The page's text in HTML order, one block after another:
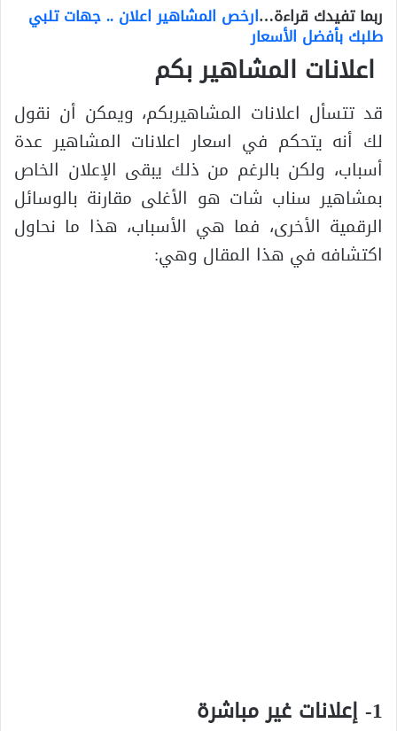
ربما تفيدك قراءة…ارخص المشاهير اعلان .. جهات تلبي
طلبك بأفضل الأسعار
اعلانات المشاهير بكم
قد تتسأل اعلانات المشاهيربكم، ويمكن أن نقول
لك أنه يتحكم في اسعار اعلانات المشاهير عدة
أسباب، ولكن بالرغم من ذلك يبقى الإعلان الخاص
بمشاهير سناب شات هو الأغلى مقارنة بالوسائل
الرقمية الأخرى، فما هي الأسباب، هذا ما نحاول
اكتشافه في هذا المقال وهي:
1- إعلانات غير مباشرة